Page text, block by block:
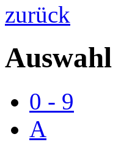
zurück
Auswahl
0 - 9
A